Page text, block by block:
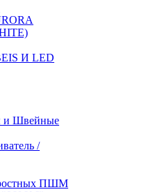
И LED
и Швейные
/
ПШМ